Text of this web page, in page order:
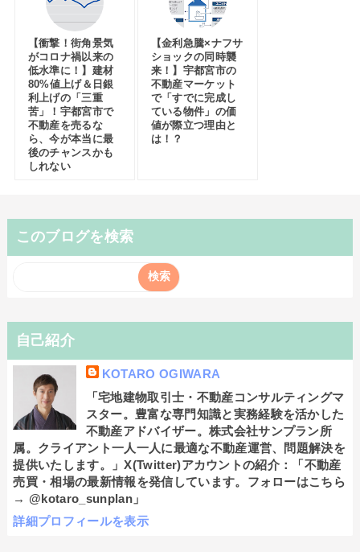
【衝撃！街角景気
がコロナ禍以来の
低水準に！】建材
80%値上げ＆日銀
利上げの「三重
苦」！宇都宮市で
不動産を売るな
ら、今が本当に最
後のチャンスかも
しれない
【金利急騰×ナフサ
ショックの同時襲
来！】宇都宮市の
不動産マーケット
で「すでに完成し
ている物件」の価
値が際立つ理由と
は！？
このブログを検索
自己紹介
KOTARO OGIWARA
「宅地建物取引士・不動産コンサルティングマ
スター。豊富な専門知識と実務経験を活かした
不動産アドバイザー。株式会社サンプラン所
属。クライアント一人一人に最適な不動産運営、問題解決を
提供いたします。」X(Twitter)アカウントの紹介：「不動産
売買・相場の最新情報を発信しています。フォローはこちら
→ @kotaro_sunplan」
詳細プロフィールを表示